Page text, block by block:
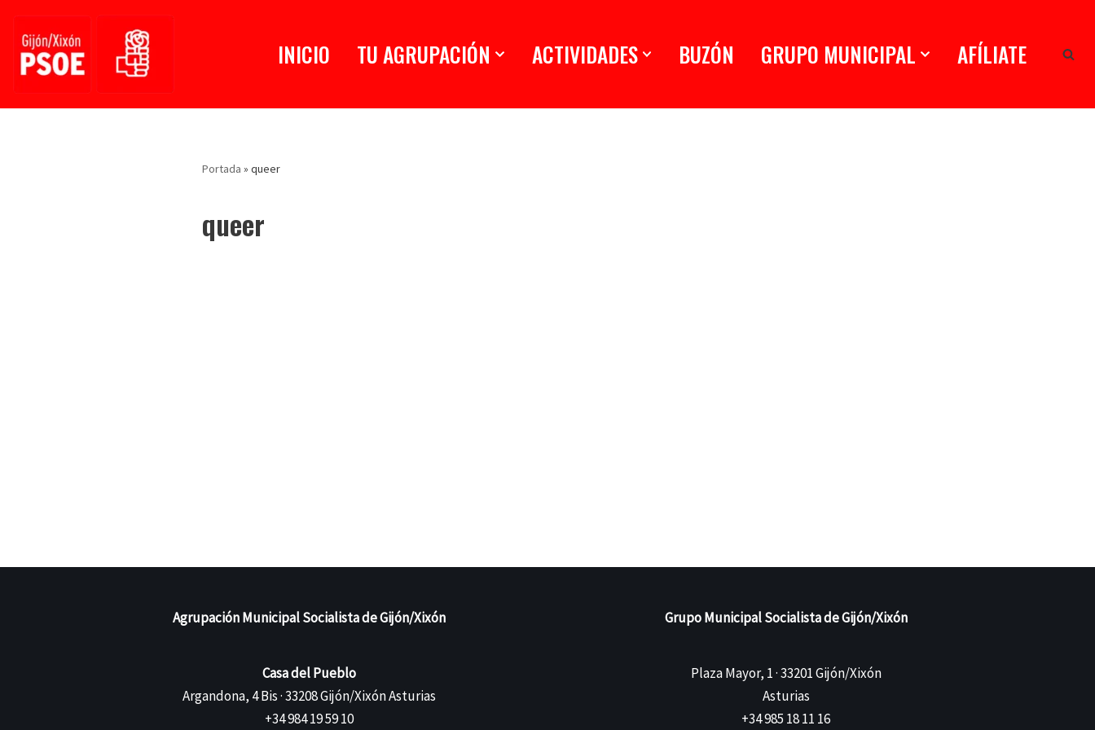
Saltar
INICIO TU AGRUPACIÓN ACTIVIDADES BUZÓN GRUPO MUNICIPAL AFÍLIATE
Portada »queer
queer
Agrupación Municipal Socialista de Gijón/Xixón
Casa del Pueblo
Argandona, 4 Bis · 33208 Gijón/Xixón Asturias
+34 984 19 59 10
Grupo Municipal Socialista de Gijón/Xixón
Plaza Mayor, 1 · 33201 Gijón/Xixón
Asturias
+34 985 18 11 16